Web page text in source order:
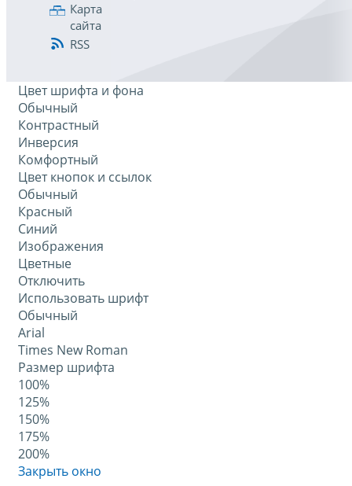
Карта
сайта
RSS
Цвет шрифта и фона
Обычный
Контрастный
Инверсия
Комфортный
Цвет кнопок и ссылок
Обычный
Красный
Синий
Изображения
Цветные
Отключить
Использовать шрифт
Обычный
Arial
Times New Roman
Размер шрифта
100%
125%
150%
175%
200%
Закрыть окно